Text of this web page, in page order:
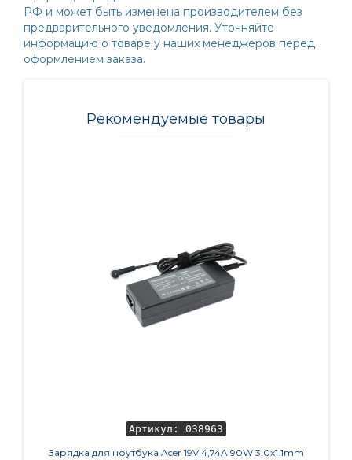
РФ и может быть изменена производителем без
предварительного уведомления. Уточняйте
информацию о товаре у наших менеджеров перед
оформлением заказа.
Рекомендуемые товары
Артикул: 038963
Зарядка для ноутбука Acer 19V 4,74A 90W 3.0x1.1mm